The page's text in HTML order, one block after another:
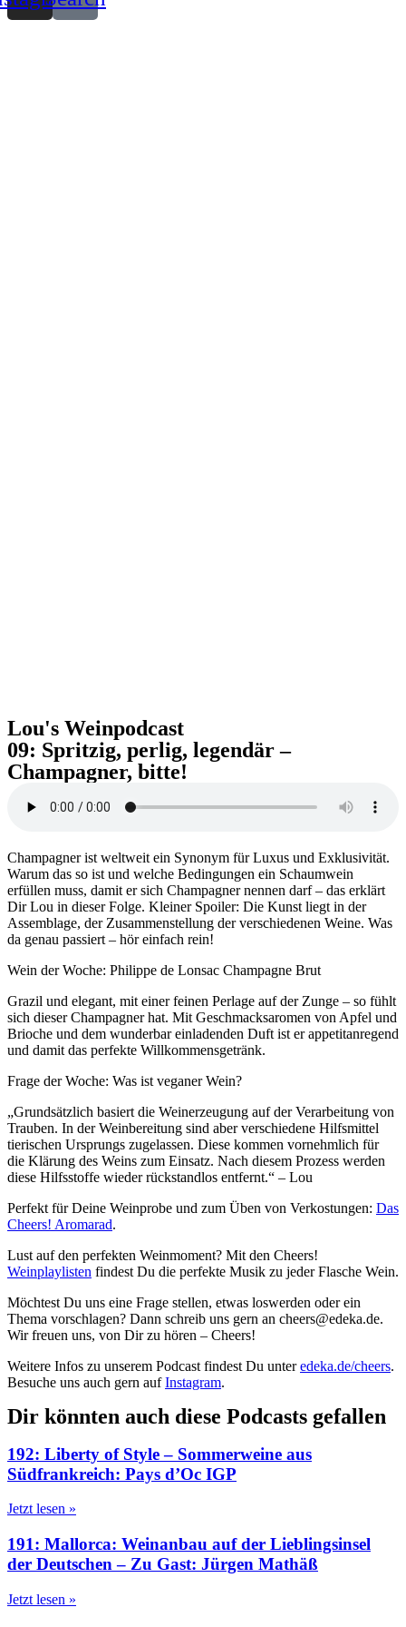
Lou's Weinpodcast
09: Spritzig, perlig, legendär –
Champagner, bitte!
Champagner ist weltweit ein Synonym für Luxus und Exklusivität.
Warum das so ist und welche Bedingungen ein Schaumwein
erfüllen muss, damit er sich Champagner nennen darf – das erklärt
Dir Lou in dieser Folge. Kleiner Spoiler: Die Kunst liegt in der
Assemblage, der Zusammenstellung der verschiedenen Weine. Was
da genau passiert – hör einfach rein!
Wein der Woche: Philippe de Lonsac Champagne Brut
Grazil und elegant, mit einer feinen Perlage auf der Zunge – so fühlt
sich dieser Champagner hat. Mit Geschmacksaromen von Apfel und
Brioche und dem wunderbar einladenden Duft ist er appetitanregend
und damit das perfekte Willkommensgetränk.
Frage der Woche: Was ist veganer Wein?
„Grundsätzlich basiert die Weinerzeugung auf der Verarbeitung von
Trauben. In der Weinbereitung sind aber verschiedene Hilfsmittel
tierischen Ursprungs zugelassen. Diese kommen vornehmlich für
die Klärung des Weins zum Einsatz. Nach diesem Prozess werden
diese Hilfsstoffe wieder rückstandlos entfernt.“ – Lou
Perfekt für Deine Weinprobe und zum Üben von Verkostungen: Das
Cheers! Aromarad.
Lust auf den perfekten Weinmoment? Mit den Cheers!
Weinplaylisten findest Du die perfekte Musik zu jeder Flasche Wein.
Möchtest Du uns eine Frage stellen, etwas loswerden oder ein
Thema vorschlagen? Dann schreib uns gern an cheers@edeka.de.
Wir freuen uns, von Dir zu hören – Cheers!
Weitere Infos zu unserem Podcast findest Du unteredeka.de/cheers.
Besuche uns auch gern aufInstagram.
Dir könnten auch diese Podcasts gefallen
192: Liberty of Style – Sommerweine aus
Südfrankreich: Pays d’Oc IGP
Jetzt lesen »
191: Mallorca: Weinanbau auf der Lieblingsinsel
der Deutschen – Zu Gast: Jürgen Mathäß
Jetzt lesen »